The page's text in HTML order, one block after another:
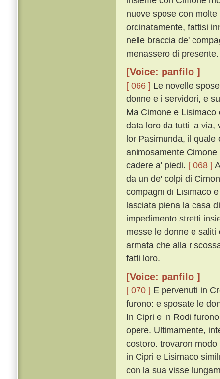
nuove spose con
ordinatamente, fattisi
nelle braccia de'
menassero di presente.
[Voice: panfilo ]
[ 066 ] Le novelle
donne e i servidori, e
Ma Cimone e
data loro da tutti la via,
lor Pasimunda, il quale
animosamente
cadere a' piedi. [ 068 ]
da un de' colpi di
compagni di Lisimaco
lasciata piena la casa
impedimento stretti
messe le donne e
armata che alla
fatti loro.
[Voice: panfilo ]
[ 070 ] E pervenuti in
furono: e sposate le
In Cipri e in Rodi
opere. Ultimamente,
costoro, trovaron
in Cipri e Lisimaco
con la sua visse